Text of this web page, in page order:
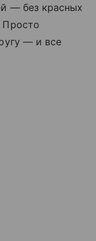
— без красных
Просто
— и все